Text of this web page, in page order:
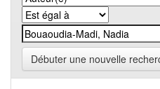
Débuter une nouvelle